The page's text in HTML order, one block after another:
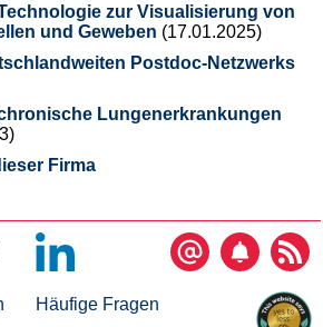
zur Visualisierung von
und Geweben (17.01.2025)
Postdoc-Netzwerks
Lungenerkrankungen
Firma
Häufige Fragen